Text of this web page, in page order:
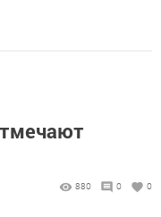
880 0 0